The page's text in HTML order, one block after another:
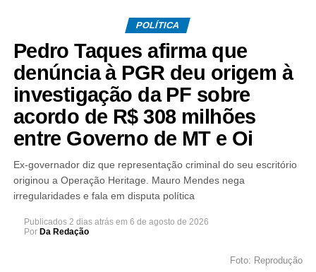
POLÍTICA
Pedro Taques afirma que
denúncia à PGR deu origem à
investigação da PF sobre
acordo de R$ 308 milhões
entre Governo de MT e Oi
Ex-governador diz que representação criminal do seu escritório
originou a Operação Heritage. Mauro Mendes nega
irregularidades e fala em disputa política
Publicados 2 dias atrás em 6 de agosto de 2026
Por Da Redação
Foto: Reprodução